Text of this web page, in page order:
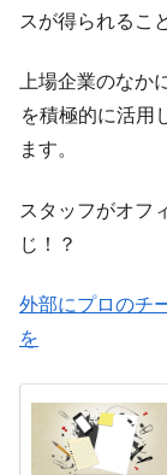
スが得られるこ
上場企業のなか
を積極的に活用
ます。
スタッフがオフ
じ！？
外部にプロのチ
を